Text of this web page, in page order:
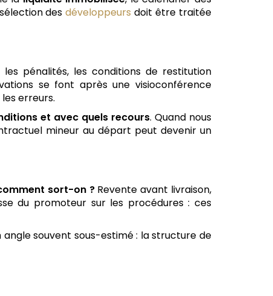
desdéveloppeurs doit être traitée
pénalités, les conditions de restitution
se font après une visioconférence
erreurs.
et avec quels recours. Quand nous
mineur au départ peut devenir un
sort-on ?Revente avant livraison,
du promoteur sur les procédures : ces
angle souvent sous-estimé : la structure de